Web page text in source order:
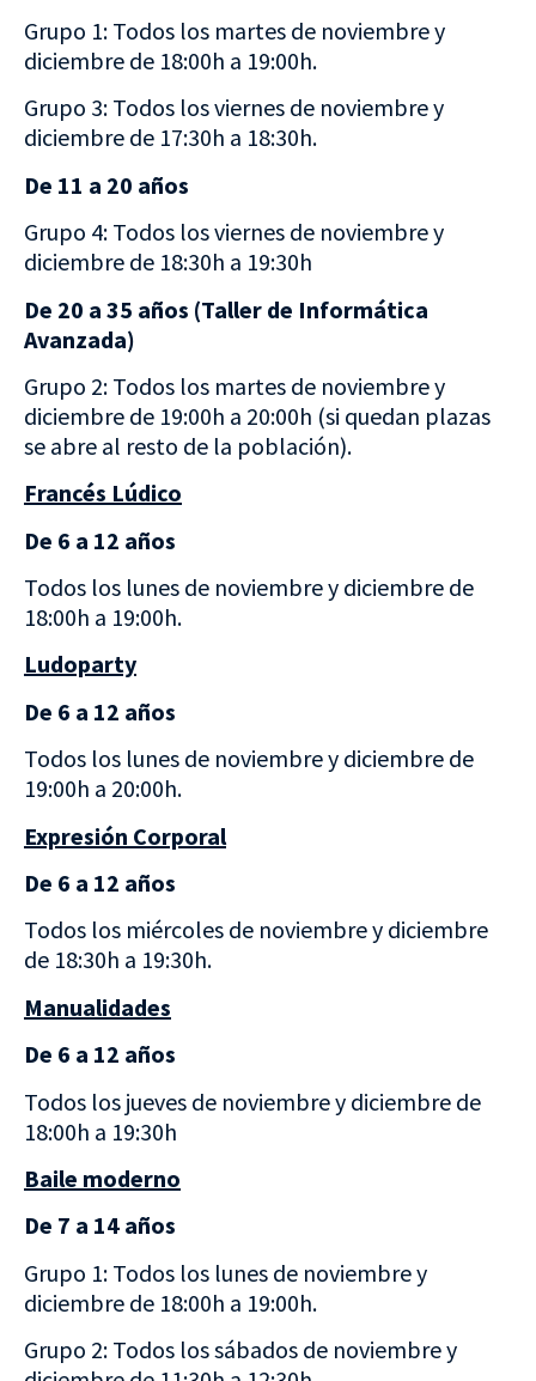
Grupo 1: Todos los martes de noviembre y
diciembre de 18:00h a 19:00h.
Grupo 3: Todos los viernes de noviembre y
diciembre de 17:30h a 18:30h.
De 11 a 20 años
Grupo 4: Todos los viernes de noviembre y
diciembre de 18:30h a 19:30h
De 20 a 35 años (Taller de Informática
Avanzada)
Grupo 2: Todos los martes de noviembre y
diciembre de 19:00h a 20:00h (si quedan plazas
se abre al resto de la población).
Francés Lúdico
De 6 a 12 años
Todos los lunes de noviembre y diciembre de
18:00h a 19:00h.
Ludoparty
De 6 a 12 años
Todos los lunes de noviembre y diciembre de
19:00h a 20:00h.
Expresión Corporal
De 6 a 12 años
Todos los miércoles de noviembre y diciembre
de 18:30h a 19:30h.
Manualidades
De 6 a 12 años
Todos los jueves de noviembre y diciembre de
18:00h a 19:30h
Baile moderno
De 7 a 14 años
Grupo 1: Todos los lunes de noviembre y
diciembre de 18:00h a 19:00h.
Grupo 2: Todos los sábados de noviembre y